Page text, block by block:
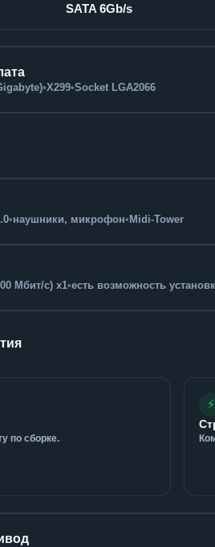
SATA 6Gb/s
•X299•Socket LGA2066
•наушники, микрофон• Midi-Tower
Мбит/с) x1•есть возможность
по сборке.
⚡